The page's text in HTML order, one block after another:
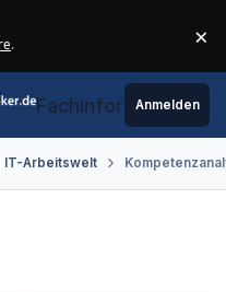
. ×
Fachinformatiker.de
Anmelden
IT-Arbeitswelt